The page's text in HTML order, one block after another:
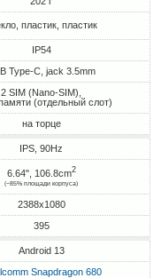
пластик, пластик
IP54
Type-C, jack 3.5mm
2 SIM (Nano-SIM),
(отдельный слот)
на торце
IPS, 90Hz
6.64", 106.8cm2
(~85% площади корпуса)
2388x1080
395
Android 13
Snapdragon 680